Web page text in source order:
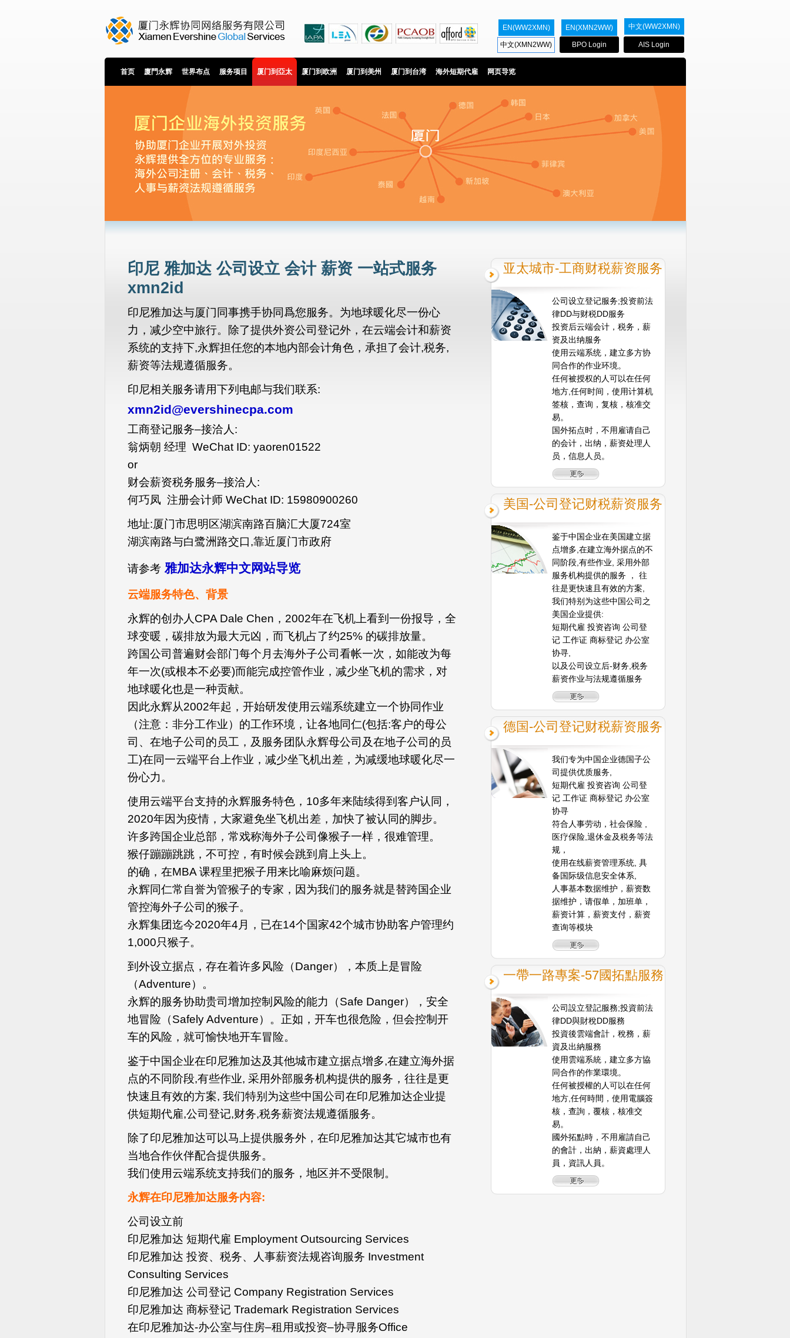
EN(WW2XMN) EN(XMN2WW) 中文(WW2XMN)
中文(XMN2WW) BPO Login AIS Login
首页 廈門永辉 世界布点 服务项目 厦门到亞太 厦门到欧洲 厦门到美州 厦门到台湾 海外短期代雇 网页导览
印尼 雅加达 公司设立 会计 薪资 一站式服务
xmn2id
印尼雅加达与厦门同事携手协同爲您服务。为地球暖化尽一份心
力，减少空中旅行。除了提供外资公司登记外，在云端会计和薪资
系统的支持下,永辉担任您的本地内部会计角色，承担了会计,税务,
薪资等法规遵循服务。
印尼相关服务请用下列电邮与我们联系:
xmn2id@evershinecpa.com
工商登记服务–接洽人:
翁炳朝 经理 WeChat ID: yaoren01522
or
财会薪资税务服务–接洽人:
何巧凤 注册会计师 WeChat ID: 15980900260
地址:厦门市思明区湖滨南路百脑汇大厦724室
湖滨南路与白鹭洲路交口,靠近厦门市政府
请参考雅加达永辉中文网站导览
云端服务特色、背景
永辉的创办人CPA Dale Chen，2002年在飞机上看到一份报导，全
球变暖，碳排放为最大元凶，而飞机占了约25% 的碳排放量。
跨国公司普遍财会部门每个月去海外子公司看帐一次，如能改为每
年一次(或根本不必要)而能完成控管作业，减少坐飞机的需求，对
地球暖化也是一种贡献。
因此永辉从2002年起，开始研发使用云端系统建立一个协同作业
（注意：非分工作业）的工作环境，让各地同仁(包括:客户的母公
司、在地子公司的员工，及服务团队永辉母公司及在地子公司的员
工)在同一云端平台上作业，减少坐飞机出差，为减缓地球暖化尽一
份心力。
使用云端平台支持的永辉服务特色，10多年来陆续得到客户认同，
2020年因为疫情，大家避免坐飞机出差，加快了被认同的脚步。
许多跨国企业总部，常戏称海外子公司像猴子一样，很难管理。
猴仔蹦蹦跳跳，不可控，有时候会跳到肩上头上。
的确，在MBA 课程里把猴子用来比喻麻烦问题。
永辉同仁常自誉为管猴子的专家，因为我们的服务就是替跨国企业
管控海外子公司的猴子。
永辉集团迄今2020年4月，已在14个国家42个城市协助客户管理约
1,000只猴子。
到外设立据点，存在着许多风险（Danger），本质上是冒险
（Adventure）。
永辉的服务协助贵司增加控制风险的能力（Safe Danger），安全
地冒险（Safely Adventure）。正如，开车也很危险，但会控制开
车的风险，就可愉快地开车冒险。
鉴于中国企业在印尼雅加达及其他城市建立据点增多,在建立海外据
点的不同阶段,有些作业, 采用外部服务机构提供的服务，往往是更
快速且有效的方案, 我们特别为这些中国公司在印尼雅加达企业提
供短期代雇,公司登记,财务,税务薪资法规遵循服务。
除了印尼雅加达可以马上提供服务外，在印尼雅加达其它城市也有
当地合作伙伴配合提供服务。
我们使用云端系统支持我们的服务，地区并不受限制。
永辉在印尼雅加达服务内容:
公司设立前
印尼雅加达 短期代雇 Employment Outsourcing Services
印尼雅加达 投资、税务、人事薪资法规咨询服务 Investment
Consulting Services
印尼雅加达 公司登记 Company Registration Services
印尼雅加达 商标登记 Trademark Registration Services
在印尼雅加达-办公室与住房–租用或投资–协寻服务Office
亚太城市-工商财税薪资服务
公司设立登记服务;投资前法
律DD与财税DD服务
投资后云端会计，税务，薪
资及出纳服务
使用云端系统，建立多方协
同合作的作业环境。
任何被授权的人可以在任何
地方,任何时间，使用计算机
签核，查询，复核，核准交
易。
国外拓点时，不用雇请自己
的会计，出纳，薪资处理人
员，信息人员。
美国-公司登记财税薪资服务
鉴于中国企业在美国建立据
点增多,在建立海外据点的不
同阶段,有些作业, 采用外部
服务机构提供的服务 ， 往
往是更快速且有效的方案,
我们特别为这些中国公司之
美国企业提供:
短期代雇 投资咨询 公司登
记 工作证 商标登记 办公室
协寻,
以及公司设立后-财务,税务
薪资作业与法规遵循服务
德国-公司登记财税薪资服务
我们专为中国企业德国子公
司提供优质服务,
短期代雇 投资咨询 公司登
记 工作证 商标登记 办公室
协寻
符合人事劳动，社会保险 ,
医疗保险,退休金及税务等法
规，
使用在线薪资管理系统, 具
备国际级信息安全体系,
人事基本数据维护，薪资数
据维护，请假单，加班单，
薪资计算，薪资支付，薪资
查询等模块
一帶一路專案-57國拓點服務
公司設立登記服務;投資前法
律DD與財稅DD服務
投資後雲端會計，稅務，薪
資及出納服務
使用雲端系統，建立多方協
同合作的作業環境。
任何被授權的人可以在任何
地方,任何時間，使用電腦簽
核，查詢，覆核，核准交
易。
國外拓點時，不用雇請自己
的會計，出納，薪資處理人
員，資訊人員。